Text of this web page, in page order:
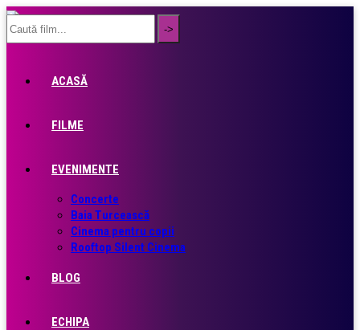
ACASĂ
FILME
EVENIMENTE
Concerte
Baia Turcească
Cinema pentru copii
Rooftop Silent Cinema
BLOG
ECHIPA